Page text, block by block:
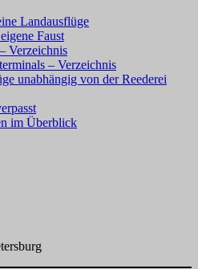
Landausflüge
Faust
Verzeichnis
– Verzeichnis
unabhängig von der Reederei
im Überblick